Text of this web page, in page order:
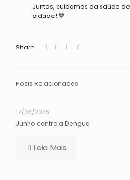
Juntos, cuidamos da saúde
cidade! 💙
Share
Posts Relacionados
17/06/2026
Junho contra a Dengue
Leia Mais